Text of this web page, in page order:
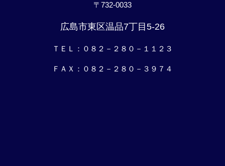
〒732-0033
広島市東区温品7丁目5-26
ＴＥＬ：０８２－２８０－１１２３
ＦＡＸ：０８２－２８０－３９７４